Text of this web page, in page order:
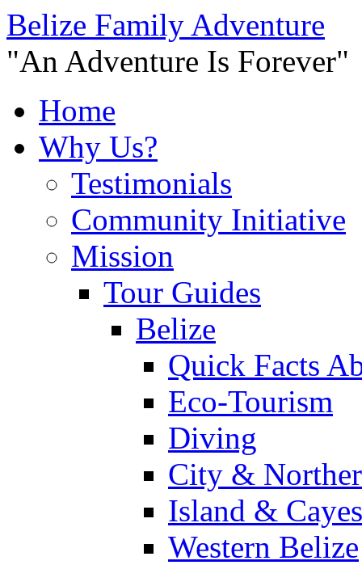
Belize Family Adventure
"An Adventure Is Forever"
Home
Why Us?
Testimonials
Community Initiative
Mission
Tour Guides
Belize
Quick Facts
Eco-Tourism
Diving
City &
Island & Cayes
Western Belize